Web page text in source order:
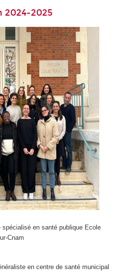
2024-2025
spécialisé en santé publique Ecole
Cnam
en centre de santé municipal